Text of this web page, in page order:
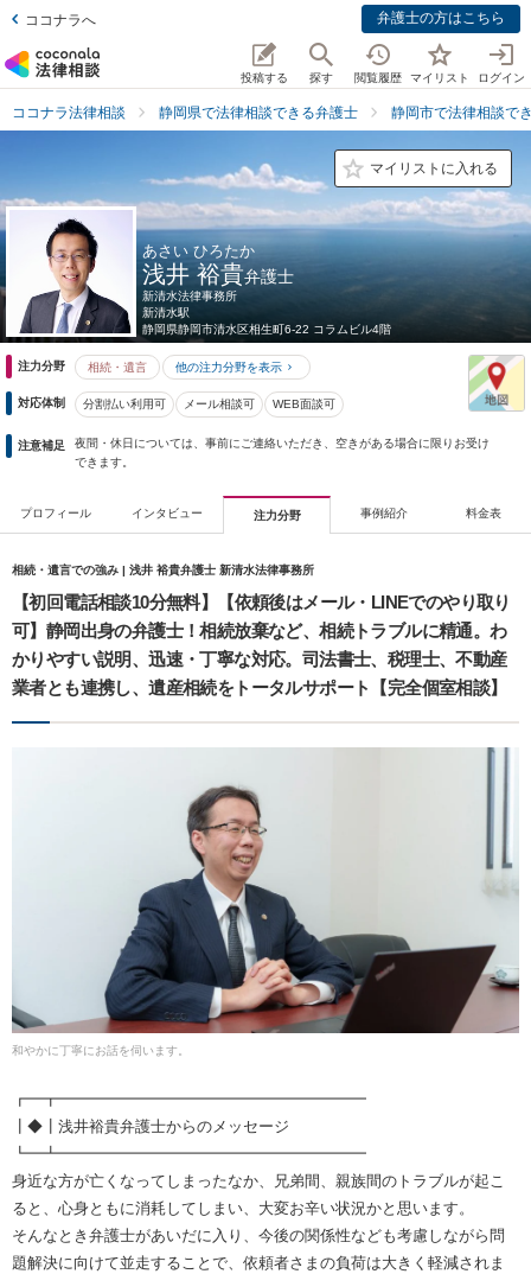
ココナラへ 弁護士の方はこちら
投稿する 探す 閲覧履歴 マイリスト ログイン
ココナラ法律相談 静岡県で法律相談できる弁護士 静岡市で法律相談で
マイリストに入れる
あさい ひろたか
浅井 裕貴弁護士
新清水法律事務所
新清水駅
静岡県静岡市清水区相生町6-22 コラムビル4階
注力分野 相続・遺言 他の注力分野を表示
対応体制 分割払い利用可 メール相談可 WEB面談可
注意補足
夜間・休日については、事前にご連絡いただき、空きがある場合に限りお受け
できます。
プロフィール インタビュー 注力分野 事例紹介 料金表
相続・遺言での強み | 浅井 裕貴弁護士 新清水法律事務所
【初回電話相談10分無料】【依頼後はメール・LINEでのやり取り
可】静岡出身の弁護士！相続放棄など、相続トラブルに精通。わ
かりやすい説明、迅速・丁寧な対応。司法書士、税理士、不動産
業者とも連携し、遺産相続をトータルサポート【完全個室相談】
和やかに丁寧にお話を伺います。
┏━┳━━━━━━━━━━━━━━━━━━━━
┃◆┃浅井裕貴弁護士からのメッセージ
┗━┻━━━━━━━━━━━━━━━━━━━━
身近な方が亡くなってしまったなか、兄弟間、親族間のトラブルが起こ
ると、心身ともに消耗してしまい、大変お辛い状況かと思います。
そんなとき弁護士があいだに入り、今後の関係性なども考慮しながら問
題解決に向けて並走することで、依頼者さまの負荷は大きく軽減されま